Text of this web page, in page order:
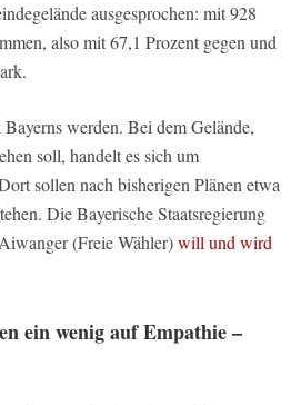
ausgesprochen: mit 928
also mit 67,1 Prozent gegen und
werden. Bei dem Gelände,
soll, handelt es sich um
sollen nach bisherigen Plänen etwa
Die Bayerische Staatsregierung
(Freie Wähler)will und wird
ein wenig auf Empathie –